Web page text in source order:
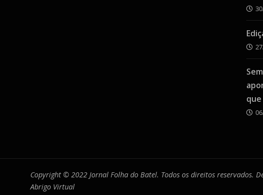
Copyright © 2022 Jornal Folha do Batel. Todos os direitos reservados.
Abrigo Virtual